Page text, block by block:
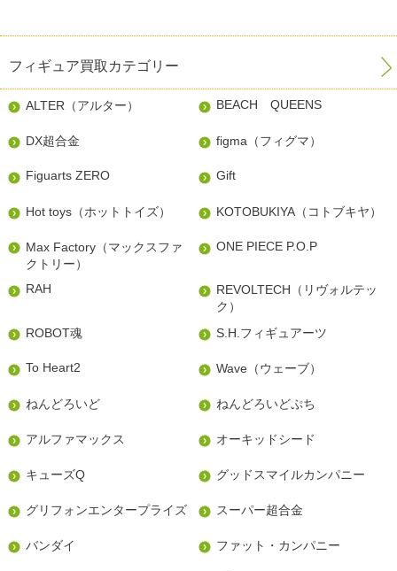
フィギュア買取カテゴリー
ALTER（アルター） BEACH QUEENS
DX超合金 figma（フィグマ）
Figuarts ZERO Gift
Hot toys（ホットトイズ） KOTOBUKIYA（コトブキヤ）
Max Factory（マックスファ
クトリー）
ONE PIECE P.O.P
RAH
REVOLTECH（リヴォルテッ
ク）
ROBOT魂
S.H.フィギュアーツ
To Heart2 Wave（ウェーブ）
ねんどろいど ねんどろいどぷち
アルファマックス オーキッドシード
キューズQ グッドスマイルカンパニー
グリフォンエンタープライズ スーパー超合金
バンダイ ファット・カンパニー